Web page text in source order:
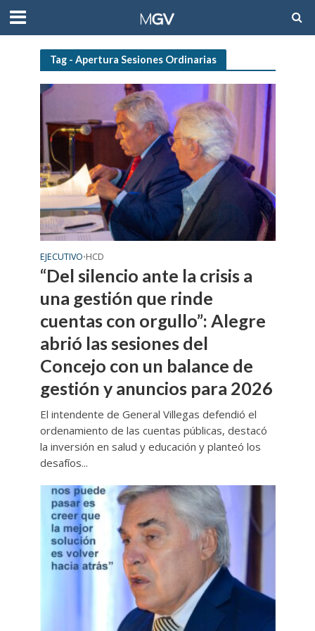
Tag - Apertura Sesiones Ordinarias
EJECUTIVO•HCD
“Del silencio ante la crisis a
una gestión que rinde
cuentas con orgullo”: Alegre
abrió las sesiones del
Concejo con un balance de
gestión y anuncios para 2026
El intendente de General Villegas defendió el
ordenamiento de las cuentas públicas, destacó
la inversión en salud y educación y planteó los
desafíos...